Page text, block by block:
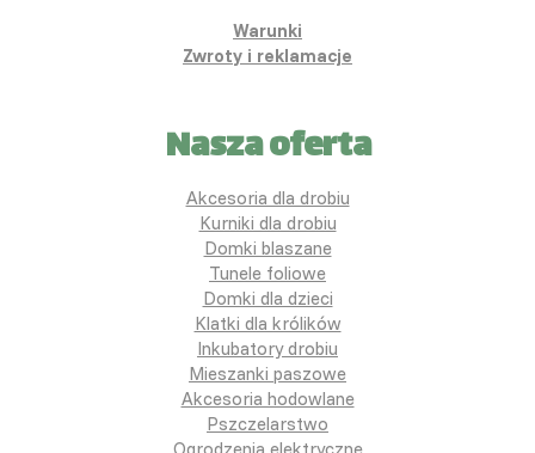
Warunki
Zwroty i reklamacje
Nasza oferta
Akcesoria dla drobiu
Kurniki dla drobiu
Domki blaszane
Tunele foliowe
Domki dla dzieci
Klatki dla królików
Inkubatory drobiu
Mieszanki paszowe
Akcesoria hodowlane
Pszczelarstwo